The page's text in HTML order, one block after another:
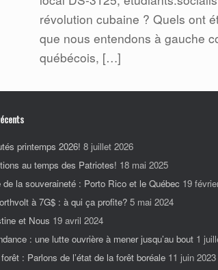
révolution cubaine ? Quels ont
que nous entendons à gauche
québécois, […]
printemps 2026! 8 juillet 2026
au temps des Patriotes! 18 mai 2025
de la souveraineté : Porto Rico et le Québec 19
à 7G$ : à qui ça profite? 5 mai 2024
et Nous 19 avril 2024
: une lutte ouvrière à mener jusqu’au bout 1
: Parlons de l’état de la forêt boréale 11 juin 2023